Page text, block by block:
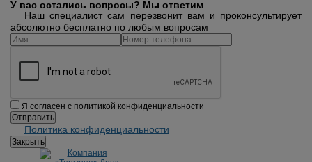
У вас остались вопросы? Мы ответим
Наш специалист сам перезвонит вам и проконсультирует
абсолютно бесплатно по любым вопросам
Я согласен с политикой конфиденциальности
Политика конфиденциальности
Закрыть